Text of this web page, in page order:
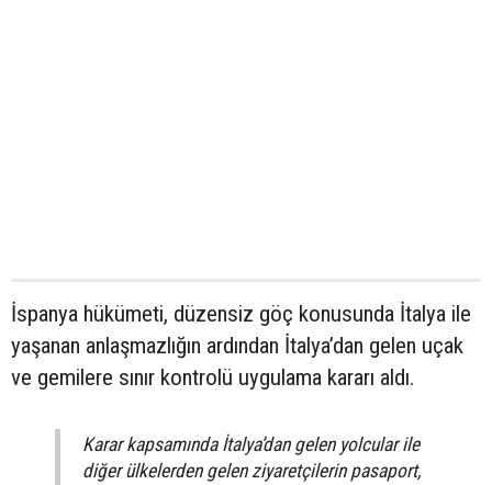
İspanya hükümeti, düzensiz göç konusunda İtalya ile
yaşanan anlaşmazlığın ardından İtalya’dan gelen uçak
ve gemilere sınır kontrolü uygulama kararı aldı.
Karar kapsamında İtalya’dan gelen yolcular ile
diğer ülkelerden gelen ziyaretçilerin pasaport,